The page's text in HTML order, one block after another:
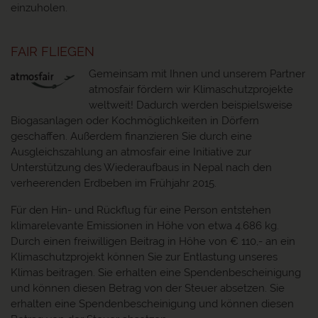
einzuholen.
FAIR FLIEGEN
Gemeinsam mit Ihnen und unserem Partner
atmosfair fördern wir Klimaschutzprojekte
weltweit! Dadurch werden beispielsweise
Biogasanlagen oder Kochmöglichkeiten in Dörfern
geschaffen. Außerdem finanzieren Sie durch eine
Ausgleichszahlung an atmosfair eine Initiative zur
Unterstützung des Wiederaufbaus in Nepal nach den
verheerenden Erdbeben im Frühjahr 2015.
Für den Hin- und Rückflug für eine Person entstehen
klimarelevante Emissionen in Höhe von etwa 4.686 kg.
Durch einen freiwilligen Beitrag in Höhe von € 110,- an ein
Klimaschutzprojekt können Sie zur Entlastung unseres
Klimas beitragen. Sie erhalten eine Spendenbescheinigung
und können diesen Betrag von der Steuer absetzen. Sie
erhalten eine Spendenbescheinigung und können diesen